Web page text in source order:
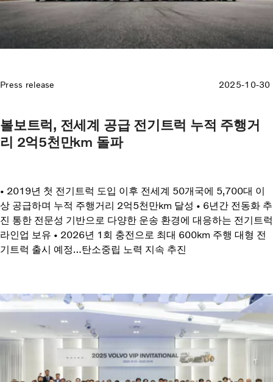
Press release 2025-10-30
볼보트럭, 전세계 공급 전기트럭 누적 주행거
리 2억5천만km 돌파
• 2019년 첫 전기트럭 도입 이후 전세계 50개국에 5,700대 이
상 공급하며 누적 주행거리 2억5천만km 달성 • 6년간 전동화 추
진 통한 전문성 기반으로 다양한 운송 환경에 대응하는 전기트럭
라인업 보유 • 2026년 1회 충전으로 최대 600km 주행 대형 전
기트럭 출시 예정…탄소중립 노력 지속 추진